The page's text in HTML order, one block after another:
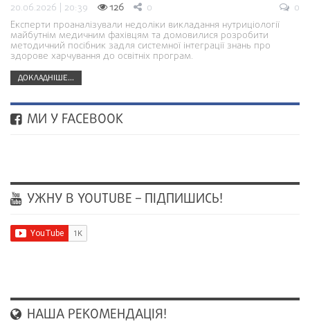
20.06.2026 | 20:39 126 0
0
Експерти проаналізували недоліки викладання нутриціології
майбутнім медичним фахівцям та домовилися розробити
методичний посібник задля системної інтеграції знань про
здорове харчування до освітніх програм.
ДОКЛАДНІШЕ...
МИ У FACEBOOK
УЖНУ В YOUTUBE – ПІДПИШИСЬ!
НАША РЕКОМЕНДАЦІЯ!